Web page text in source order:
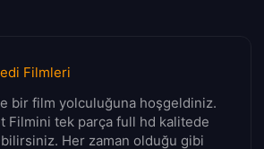
Filmleri
bir film yolculuğuna hoşgeldiniz.
Filmini tek parça full hd kalitede
Her zaman olduğu gibi